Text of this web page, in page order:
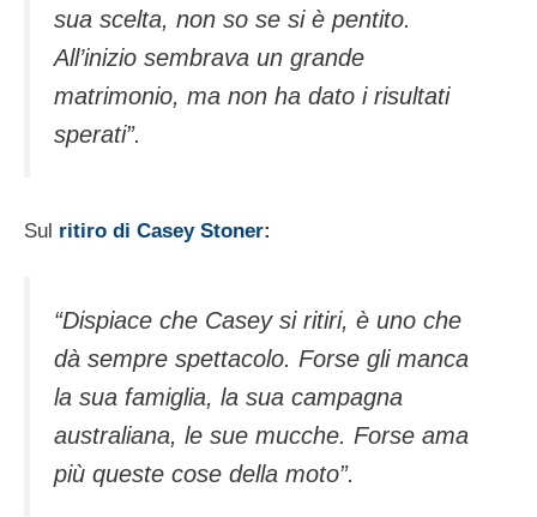
sua scelta, non so se si è pentito.
All’inizio sembrava un grande
matrimonio, ma non ha dato i risultati
sperati”.
Sul ritiro di Casey Stoner:
“Dispiace che Casey si ritiri, è uno che
dà sempre spettacolo. Forse gli manca
la sua famiglia, la sua campagna
australiana, le sue mucche. Forse ama
più queste cose della moto”.